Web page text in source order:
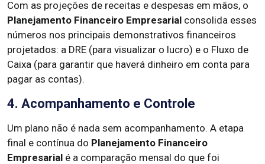
Com as projeções de receitas e despesas em mãos, o
Planejamento Financeiro Empresarial consolida esses
números nos principais demonstrativos financeiros
projetados: a DRE (para visualizar o lucro) e o Fluxo de
Caixa (para garantir que haverá dinheiro em conta para
pagar as contas).
4. Acompanhamento e Controle
Um plano não é nada sem acompanhamento. A etapa
final e contínua do Planejamento Financeiro
Empresarial é a comparação mensal do que foi